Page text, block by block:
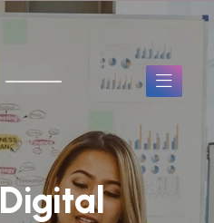
Digital